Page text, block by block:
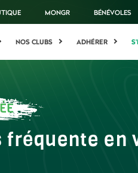
MONGR BÉNÉVOLES
NOS CLUBS ADHÉRER
fréquente en